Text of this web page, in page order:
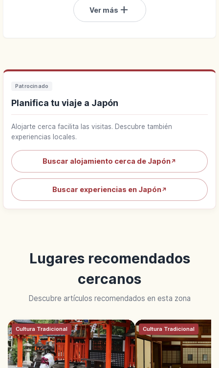
Ver más add
Patrocinado
Planifica tu viaje a Japón
Alojarte cerca facilita las visitas. Descubre también
experiencias locales.
Buscar alojamiento cerca de Japón↗
Buscar experiencias en Japón↗
Lugares recomendados
cercanos
Descubre artículos recomendados en esta zona
Cultura Tradicional Cultura Tradicional